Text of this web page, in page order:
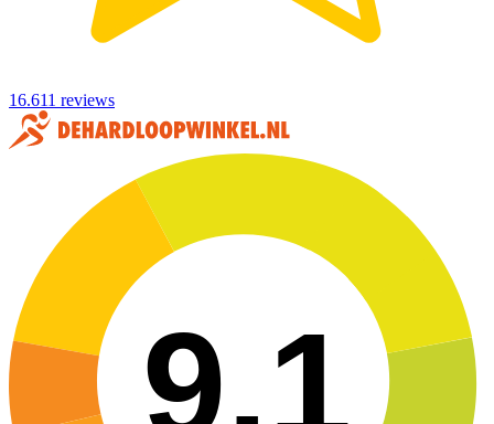
16.611 reviews
9,1